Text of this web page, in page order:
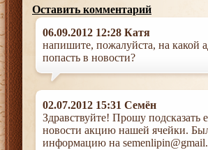
Оставить комментарий
06.09.2012 12:28 Катя
напишите, пожалуйста, на какой
попасть в новости?
02.07.2012 15:31 Семён
Здравствуйте! Прошу подсказать
новости акцию нашей ячейки.
информацию на